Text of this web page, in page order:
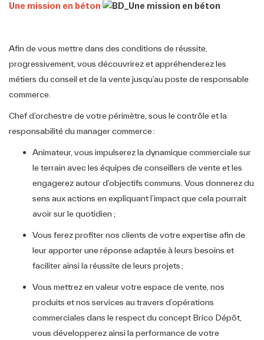
Une mission en béton
Afin de vous mettre dans des conditions de réussite,
progressivement, vous découvrirez et appréhenderez les
métiers du conseil et de la vente jusqu’au poste de responsable
commerce.
Chef d’orchestre de votre périmètre, sous le contrôle et la
responsabilité du manager commerce :
Animateur, vous impulserez la dynamique commerciale sur
le terrain avec les équipes de conseillers de vente et les
engagerez autour d’objectifs communs. Vous donnerez du
sens aux actions en expliquant l’impact que cela pourrait
avoir sur le quotidien ;
Vous ferez profiter nos clients de votre expertise afin de
leur apporter une réponse adaptée à leurs besoins et
faciliter ainsi la réussite de leurs projets ;
Vous mettrez en valeur votre espace de vente, nos
produits et nos services au travers d’opérations
commerciales dans le respect du concept Brico Dépôt,
vous développerez ainsi la performance de votre